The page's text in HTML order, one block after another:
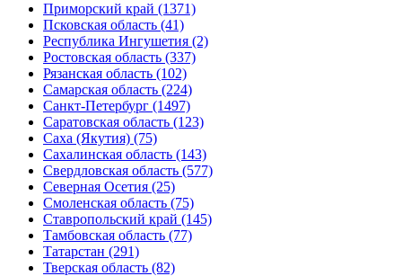
Приморский край (1371)
Псковская область (41)
Республика Ингушетия (2)
Ростовская область (337)
Рязанская область (102)
Самарская область (224)
Санкт-Петербург (1497)
Саратовская область (123)
Саха (Якутия) (75)
Сахалинская область (143)
Свердловская область (577)
Северная Осетия (25)
Смоленская область (75)
Ставропольский край (145)
Тамбовская область (77)
Татарстан (291)
Тверская область (82)